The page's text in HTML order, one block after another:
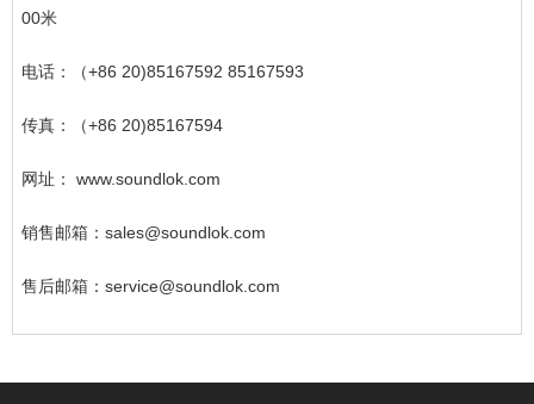
00米
电话：（+86 20)85167592 85167593
传真：（+86 20)85167594
网址： www.soundlok.com
销售邮箱：sales@soundlok.com
售后邮箱：service@soundlok.com